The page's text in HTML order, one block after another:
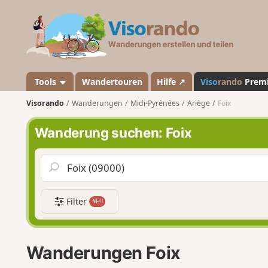
a
n
o
Tools Wandertouren Hilfe ↗ Visorando
Visorando Wanderungen Midi-Pyrénées Ariège Foix
Wanderung suchen: Foix
Filter NEU
Wanderungen Foix